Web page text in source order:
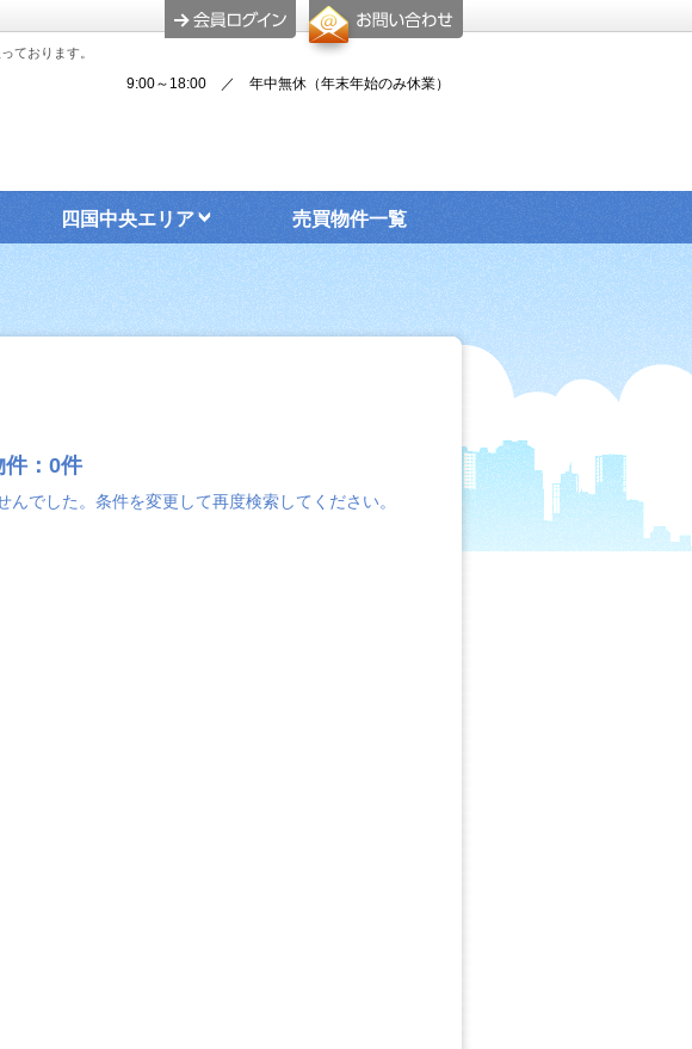
ております。
9:00～18:00 ／ 年中無休（年末年始のみ休業）
四国中央エリア 売買物件一覧
件：0件
でした。条件を変更して再度検索してください。